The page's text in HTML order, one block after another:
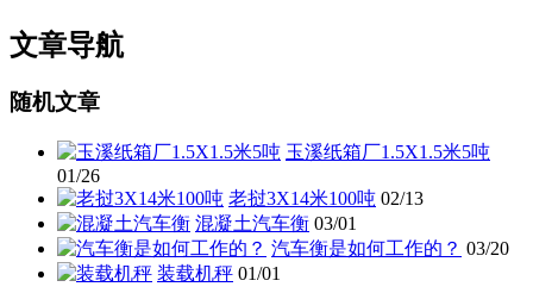
文章导航
随机文章
玉溪纸箱厂1.5X1.5米5吨
01/26
老挝3X14米100吨 02/13
混凝土汽车衡 03/01
汽车衡是如何工作的？ 03/20
装载机秤 01/01